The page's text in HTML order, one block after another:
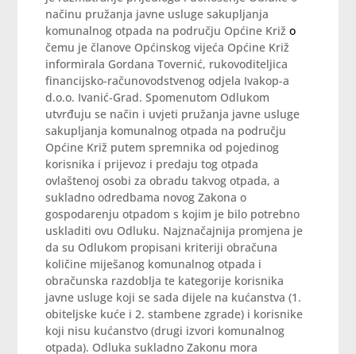
načinu pružanja javne usluge sakupljanja
komunalnog otpada na području Općine Križ o
čemu je članove Općinskog vijeća Općine Križ
informirala Gordana Tovernić, rukovoditeljica
financijsko-računovodstvenog odjela Ivakop-a
d.o.o. Ivanić-Grad. Spomenutom Odlukom
utvrđuju se način i uvjeti pružanja javne usluge
sakupljanja komunalnog otpada na području
Općine Križ putem spremnika od pojedinog
korisnika i prijevoz i predaju tog otpada
ovlaštenoj osobi za obradu takvog otpada, a
sukladno odredbama novog Zakona o
gospodarenju otpadom s kojim je bilo potrebno
uskladiti ovu Odluku. Najznačajnija promjena je
da su Odlukom propisani kriteriji obračuna
količine miješanog komunalnog otpada i
obračunska razdoblja te kategorije korisnika
javne usluge koji se sada dijele na kućanstva (1.
obiteljske kuće i 2. stambene zgrade) i korisnike
koji nisu kućanstvo (drugi izvori komunalnog
otpada). Odluka sukladno Zakonu mora